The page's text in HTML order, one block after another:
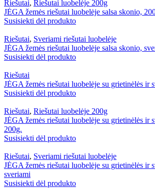
Riešutai, Riešutai luobelėje 200g
JĖGA žemės riešutai luobelėje salsa skonio,
Susisiekti dėl produkto
Riešutai, Sveriami riešutai luobelėje
JĖGA žemės riešutai luobelėje salsa skonio,
Susisiekti dėl produkto
Riešutai
JĖGA žemės riešutai luobelėje su grietinėlės ir
Susisiekti dėl produkto
Riešutai, Riešutai luobelėje 200g
JĖGA žemės riešutai luobelėje su grietinėlės ir
200g.
Susisiekti dėl produkto
Riešutai, Sveriami riešutai luobelėje
JĖGA žemės riešutai luobelėje su grietinėlės ir
sveriami
Susisiekti dėl produkto